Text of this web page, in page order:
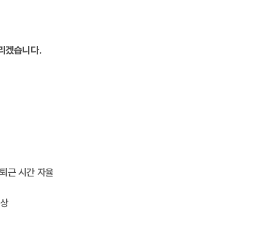
겠습니다.
근 시간 자율